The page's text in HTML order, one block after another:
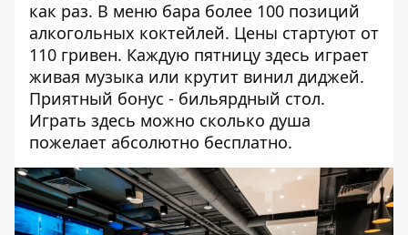
как раз. В меню бара более 100 позиций
алкогольных коктейлей. Цены стартуют от
110 гривен. Каждую пятницу здесь играет
живая музыка или крутит винил диджей.
Приятный бонус - бильярдный стол.
Играть здесь можно сколько душа
пожелает абсолютно бесплатно.